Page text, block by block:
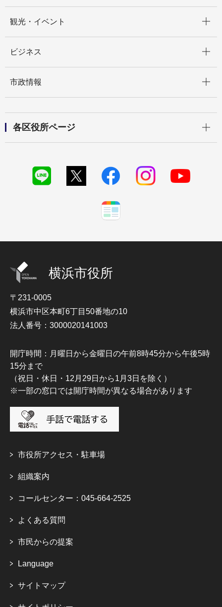
観光・イベント
ビジネス
市政情報
各区役所ページ
横浜市役所
〒231-0005
横浜市中区本町6丁目50番地の10
法人番号：3000020141003
開庁時間：月曜日から金曜日の午前8時45分から午後5時
15分まで
（祝日・休日・12月29日から1月3日を除く）
※一部の窓口では開庁時間が異なる場合があります
市役所アクセス・駐車場
組織案内
コールセンター：045-664-2525
よくある質問
市民からの提案
Language
サイトマップ